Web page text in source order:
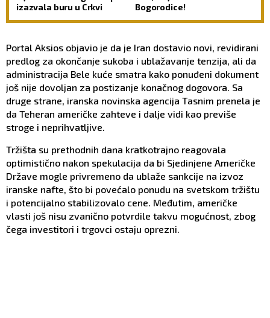
izazvala buru u Crkvi
Bogorodice!
Portal Aksios objavio je da je Iran dostavio novi, revidirani
predlog za okončanje sukoba i ublažavanje tenzija, ali da
administracija Bele kuće smatra kako ponuđeni dokument
još nije dovoljan za postizanje konačnog dogovora. Sa
druge strane, iranska novinska agencija Tasnim prenela je
da Teheran američke zahteve i dalje vidi kao previše
stroge i neprihvatljive.
Tržišta su prethodnih dana kratkotrajno reagovala
optimistično nakon spekulacija da bi Sjedinjene Američke
Države mogle privremeno da ublaže sankcije na izvoz
iranske nafte, što bi povećalo ponudu na svetskom tržištu
i potencijalno stabilizovalo cene. Međutim, američke
vlasti još nisu zvanično potvrdile takvu mogućnost, zbog
čega investitori i trgovci ostaju oprezni.